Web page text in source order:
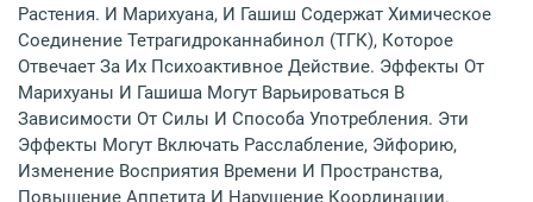
Растения. И Марихуана, И Гашиш Содержат Химическое
Соединение Тетрагидроканнабинол (ТГК), Которое
Отвечает За Их Психоактивное Действие. Эффекты От
Марихуаны И Гашиша Могут Варьироваться В
Зависимости От Силы И Способа Употребления. Эти
Эффекты Могут Включать Расслабление, Эйфорию,
Изменение Восприятия Времени И Пространства,
Повышение Аппетита И Нарушение Координации.